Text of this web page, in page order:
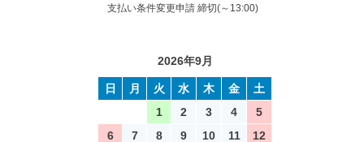
支払い条件変更申請 締切(～13:00)
2026年9月
日 月 火 水 木 金
土
1
2 3 4
5
6
7 8 9 10 11
12